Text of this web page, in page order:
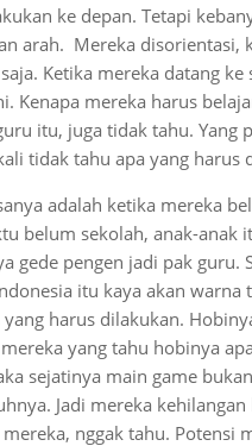
ke depan. Tetapi
arah. Mereka disorientasi,
Ketika mereka datang
Kenapa mereka harus
itu, juga tidak tahu. Yang
tidak tahu apa yang
adalah ketika mereka
belum sekolah, anak-anak
gede pengen jadi pak guru.
itu kaya akan
harus dilakukan.
yang tahu hobinya
sejatinya main game
Jadi mereka
mereka, nggak tahu. Potensi